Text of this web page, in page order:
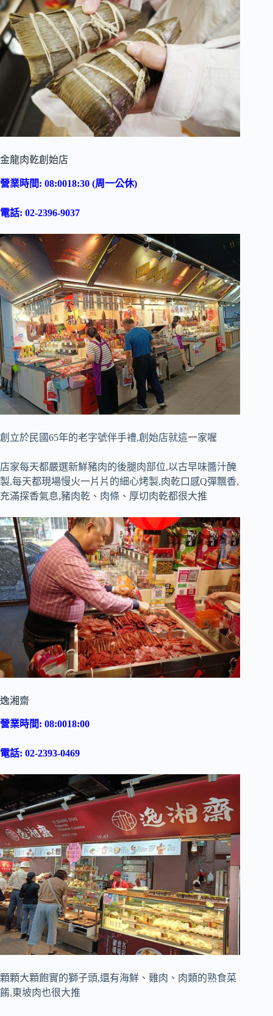
金龍肉乾創始店
營業時間: 08:0018:30 (周一公休)
電話: 02-2396-9037
創立於民國65年的老字號伴手禮,創始店就這一家喔
店家每天都嚴選新鮮豬肉的後腿肉部位,以古早味醬汁醃
製,每天都現場慢火一片片的細心烤製,肉乾口感Q彈飄香,
充滿探香氣息,豬肉乾、肉條、厚切肉乾都很大推
逸湘齋
營業時間: 08:0018:00
電話: 02-2393-0469
顆顆大顆飽實的獅子頭,還有海鮮、雞肉、肉類的熟食菜
餚,東坡肉也很大推